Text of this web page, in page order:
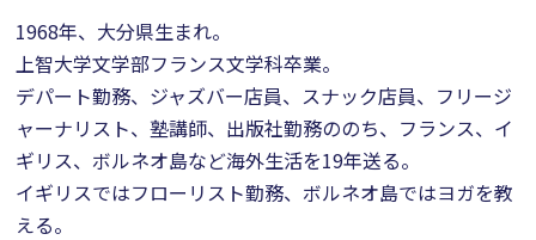
1968年、大分県生まれ。
上智大学文学部フランス文学科卒業。
デパート勤務、ジャズバー店員、スナック店員、フリージ
ャーナリスト、塾講師、出版社勤務ののち、フランス、イ
ギリス、ボルネオ島など海外生活を19年送る。
イギリスではフローリスト勤務、ボルネオ島ではヨガを教
える。